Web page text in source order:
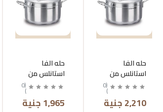
حله الفا
استانلس من
كركوماز (
0
)
2,210 جنية
حله الفا
استانلس من
كركوماز (
0
)
1,965 جنية